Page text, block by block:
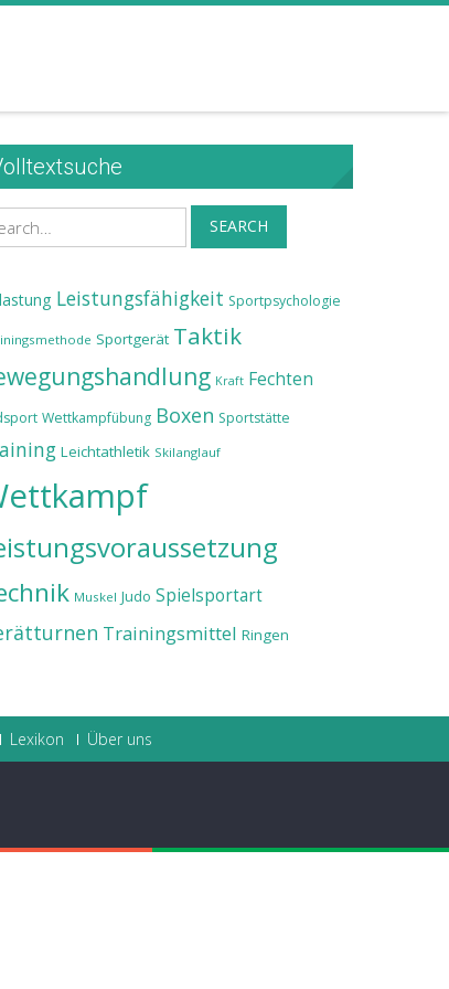
SEARCH
Leistungsfähigkeit Sportpsychologie
Sportgerät Taktik
Kraft Fechten
Wettkampfübung Boxen Sportstätte
Leichtathletik Skilanglauf
Muskel Judo Spielsportart
Trainingsmittel Ringen
Lexikon Über uns